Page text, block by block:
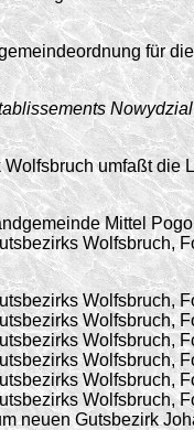
für
Nowydzial
Wolfsbruch umfaßt die
Mittel
Wolfsbruch,
Wolfsbruch,
Wolfsbruch,
Wolfsbruch,
Wolfsbruch,
Wolfsbruch,
Wolfsbruch,
neuen Gutsbezirk